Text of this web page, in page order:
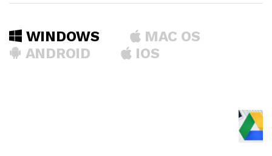
WINDOWS
MAC OS
ANDROID
IOS